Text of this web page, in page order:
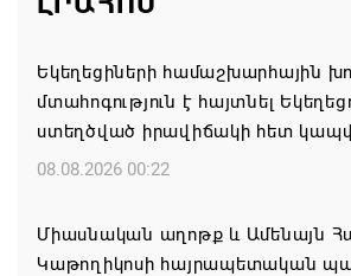
Եկեղեցիների համաշխարհային
մտահոգություն է հայտնել
ստեղծված իրավիճակի հետ
08.08.2026 00:22
Միասնական աղոթք և Ամենայն
Կաթողիկոսի հայրապետական